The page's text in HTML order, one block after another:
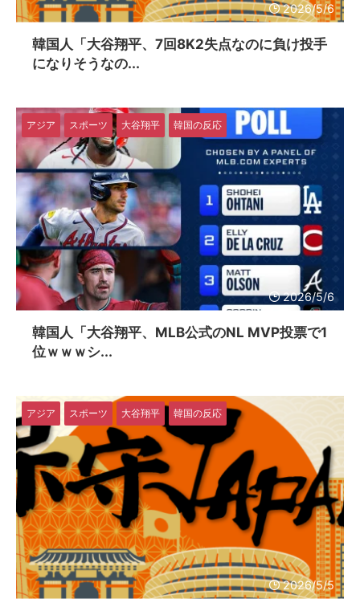
2026/5/6
韓国人「大谷翔平、7回8K2失点なのに負け投手
になりそうなの...
2026/5/6
アジア スポーツ 大谷翔平 韓国の反応
韓国人「大谷翔平、MLB公式のNL MVP投票で1
位ｗｗｗシ...
2026/5/5
アジア スポーツ 大谷翔平 韓国の反応